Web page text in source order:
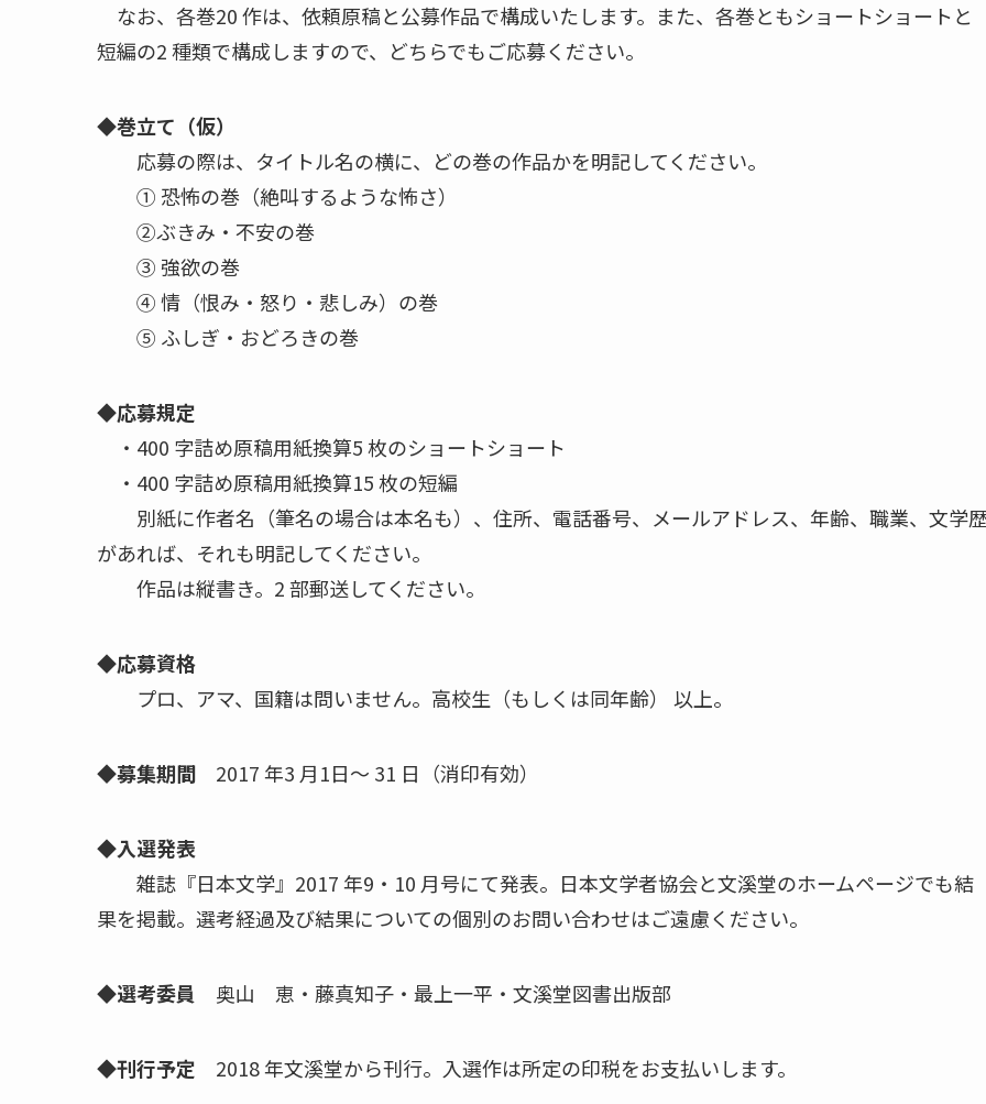
なお、各巻20 作は、依頼原稿と公募作品で構成いたします。また、各巻ともショートショートと
短編の2 種類で構成しますので、どちらでもご応募ください。
◆巻立て（仮）
応募の際は、タイトル名の横に、どの巻の作品かを明記してください。
① 恐怖の巻（絶叫するような怖さ）
②ぶきみ・不安の巻
③ 強欲の巻
④ 情（恨み・怒り・悲しみ）の巻
⑤ ふしぎ・おどろきの巻
◆応募規定
・400 字詰め原稿用紙換算5 枚のショートショート
・400 字詰め原稿用紙換算15 枚の短編
別紙に作者名（筆名の場合は本名も）、住所、電話番号、メールアドレス、年齢、職業、文学
があれば、それも明記してください。
作品は縦書き。2 部郵送してください。
◆応募資格
プロ、アマ、国籍は問いません。高校生（もしくは同年齢） 以上。
◆募集期間 2017 年3 月1日～ 31 日（消印有効）
◆入選発表
雑誌『日本文学』2017 年9・10 月号にて発表。日本文学者協会と文溪堂のホームページでも結
果を掲載。選考経過及び結果についての個別のお問い合わせはご遠慮ください。
◆選考委員 奥山 恵・藤真知子・最上一平・文溪堂図書出版部
◆刊行予定 2018 年文溪堂から刊行。入選作は所定の印税をお支払いします。